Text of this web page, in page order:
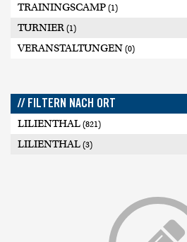
TRAININGSCAMP (1)
TURNIER (1)
VERANSTALTUNGEN (0)
// FILTERN NACH ORT
LILIENTHAL (821)
LILIENTHAL (3)